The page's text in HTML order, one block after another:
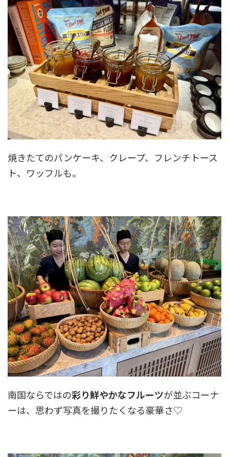
焼きたてのパンケーキ、クレープ、フレンチトース
ト、ワッフルも。
南国ならではの彩り鮮やかなフルーツが並ぶコーナ
ーは、思わず写真を撮りたくなる豪華さ♡